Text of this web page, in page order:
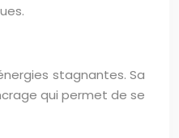
stagnantes. Sa
qui permet de se